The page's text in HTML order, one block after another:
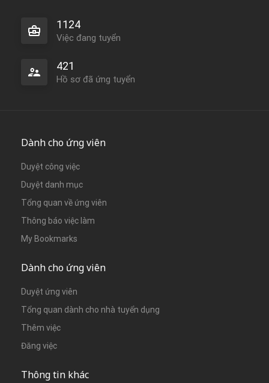
1124
Việc đang tuyển
421
Hồ sơ đã ứng tuyển
Dành cho ứng viên
Duyệt công việc
Duyệt danh mục
Tổng quan về ứng viên
Thông báo việc làm
My Bookmarks
Dành cho ứng viên
Duyệt ứng viên
Tổng quan dành cho nhà tuyển dụng
Thêm việc
Đăng việc
Thông tin khác